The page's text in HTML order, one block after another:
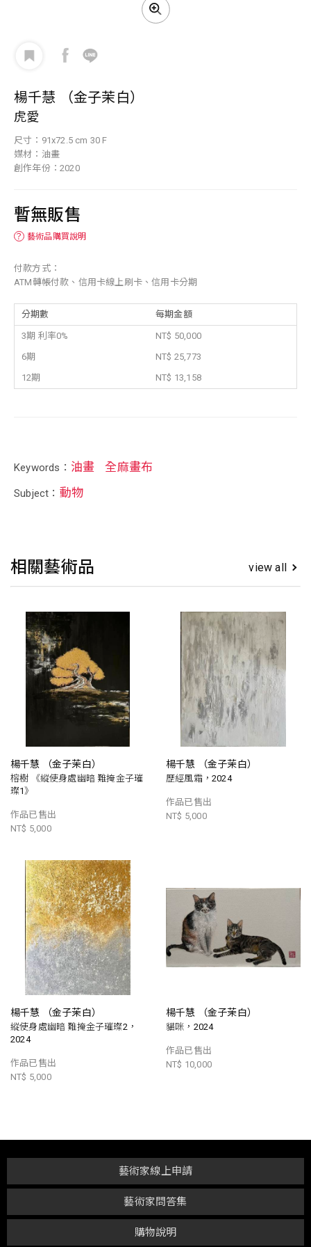
楊千慧 （金子茉白）
虎愛
尺寸：91x72.5 cm 30 F
媒材：油畫
創作年份：2020
暫無販售
？ 藝術品購買說明
付款方式：
ATM轉帳付款、信用卡線上刷卡、信用卡分期
分期數 每期金額
3期 利率0%
NT$ 50,000
6期
NT$ 25,773
12期
NT$ 13,158
Keywords： 油畫 全麻畫布
Subject： 動物
相關藝術品 view all
楊千慧 （金子茉白）
榕樹 《縱使身處幽暗 難掩金子璀
璨1》
作品已售出
NT$ 5,000
楊千慧 （金子茉白）
歷經風霜，2024
作品已售出
NT$ 5,000
楊千慧 （金子茉白）
縱使身處幽暗 難掩金子璀璨2，
2024
作品已售出
NT$ 5,000
楊千慧 （金子茉白）
貓咪，2024
作品已售出
NT$ 10,000
購物說明
藝術家問答集
藝術家線上申請